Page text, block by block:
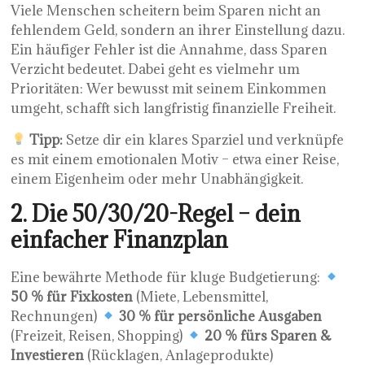
Viele Menschen scheitern beim Sparen nicht an
fehlendem Geld, sondern an ihrer Einstellung dazu.
Ein häufiger Fehler ist die Annahme, dass Sparen
Verzicht bedeutet. Dabei geht es vielmehr um
Prioritäten: Wer bewusst mit seinem Einkommen
umgeht, schafft sich langfristig finanzielle Freiheit.
Tipp:Setze dir ein klares Sparziel und verknüpfe
es mit einem emotionalen Motiv – etwa einer Reise,
einem Eigenheim oder mehr Unabhängigkeit.
2. Die 50/30/20-Regel – dein
einfacher Finanzplan
Eine bewährte Methode für kluge Budgetierung:
50 % für Fixkosten (Miete, Lebensmittel,
Rechnungen)
30 % für persönliche Ausgaben
(Freizeit, Reisen, Shopping)
20 % fürs Sparen &
Investieren (Rücklagen, Anlageprodukte)